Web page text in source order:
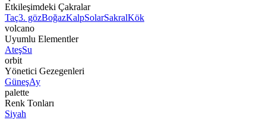
Etkileşimdeki Çakralar
Taç3. gözBoğazKalpSolarSakralKök
volcano
Uyumlu Elementler
AteşSu
orbit
Yönetici Gezegenleri
GüneşAy
palette
Renk Tonları
Siyah